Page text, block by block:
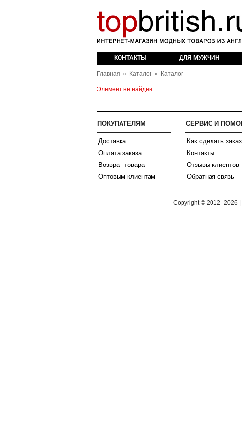
КОНТАКТЫ ДЛЯ МУЖЧИН
Главная » Каталог » Каталог
Элемент не найден.
ПОКУПАТЕЛЯМ
Доставка
Оплата заказа
Возврат товара
Оптовым клиентам
СЕРВИС И
Как сделать заказ
Контакты
Отзывы клиентов
Обратная связь
Copyright © 2012–2026 |